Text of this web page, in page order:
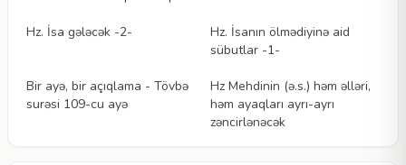
Hz. İsa gələcək -2-
Hz. İsanın ölmədiyinə aid
sübutlar -1-
Bir ayə, bir açıqlama - Tövbə
surəsi 109-cu ayə
Hz Mehdinin (ə.s.) həm əlləri,
həm ayaqları ayrı-ayrı
zəncirlənəcək